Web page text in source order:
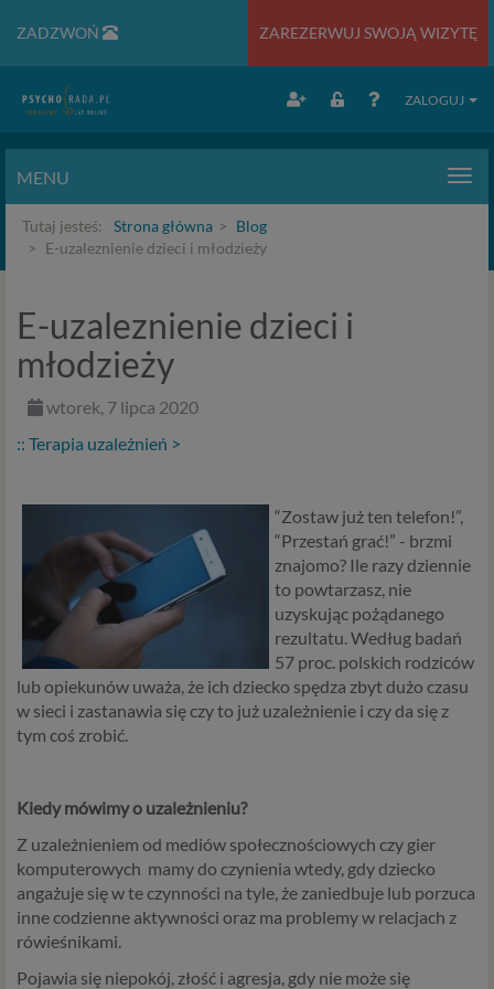
ZADZWOŃ ZAREZERWUJ SWOJĄ WIZYTĘ
ZALOGUJ
MENU
Tutaj jesteś: Strona główna
Blog
E-uzaleznienie dzieci i młodzieży
E-uzaleznienie dzieci i
młodzieży
wtorek, 7 lipca 2020
:: Terapia uzależnień >
“Zostaw już ten telefon!”,
“Przestań grać!” - brzmi
znajomo? Ile razy dziennie
to powtarzasz, nie
uzyskując pożądanego
rezultatu. Według badań
57 proc. polskich rodziców
lub opiekunów uważa, że ich dziecko spędza zbyt dużo czasu
w sieci i zastanawia się czy to już uzależnienie i czy da się z
tym coś zrobić.
Kiedy mówimy o uzależnieniu?
Z uzależnieniem od mediów społecznościowych czy gier
komputerowych mamy do czynienia wtedy, gdy dziecko
angażuje się w te czynności na tyle, że zaniedbuje lub porzuca
inne codzienne aktywności oraz ma problemy w relacjach z
rówieśnikami.
Pojawia się niepokój, złość i agresja, gdy nie może się